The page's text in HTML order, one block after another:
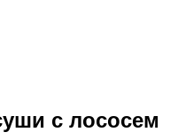
с лососем